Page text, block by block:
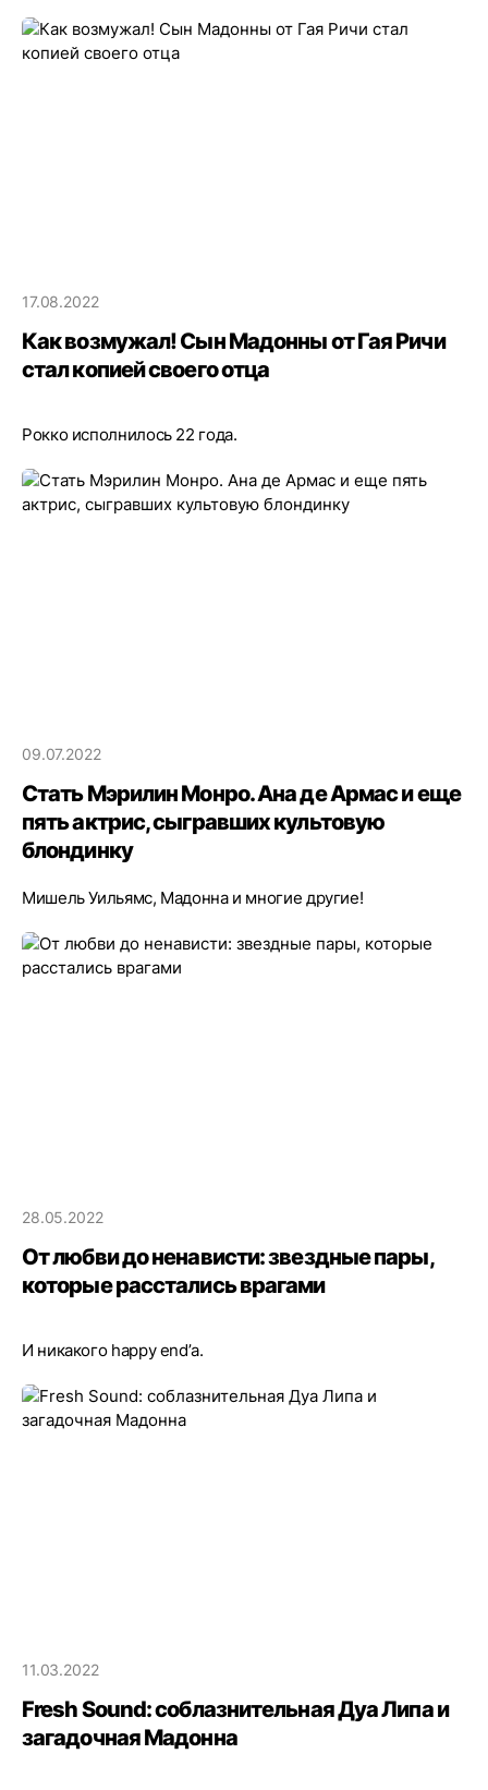
17.08.2022
Как возмужал! Сын Мадонны от Гая Ричи
стал копией своего отца
Рокко исполнилось 22 года.
09.07.2022
Стать Мэрилин Монро. Ана де Армас и еще
пять актрис, сыгравших культовую
блондинку
Мишель Уильямс, Мадонна и многие другие!
28.05.2022
От любви до ненависти: звездные пары,
которые расстались врагами
И никакого happy end’а.
11.03.2022
Fresh Sound: соблазнительная Дуа Липа и
загадочная Мадонна